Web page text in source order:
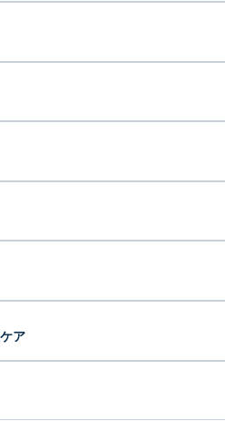
ア